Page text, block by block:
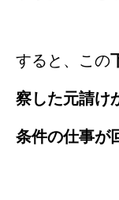
すると、この
察した元請け
条件の仕事が